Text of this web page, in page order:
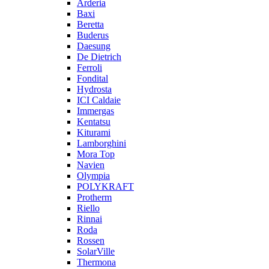
Arderia
Baxi
Beretta
Buderus
Daesung
De Dietrich
Ferroli
Fondital
Hydrosta
ICI Caldaie
Immergas
Kentatsu
Kiturami
Lamborghini
Mora Top
Navien
Olympia
POLYKRAFT
Protherm
Riello
Rinnai
Roda
Rossen
SolarVille
Thermona